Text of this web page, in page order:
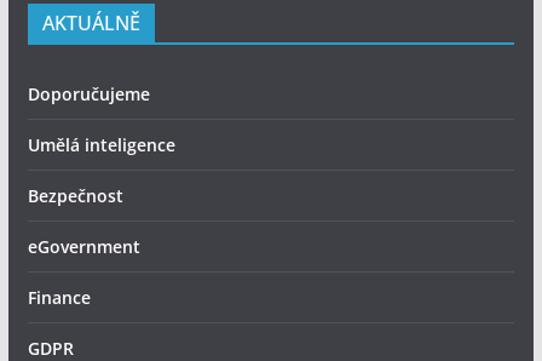
AKTUÁLNĚ
Doporučujeme
Umělá inteligence
Bezpečnost
eGovernment
Finance
GDPR